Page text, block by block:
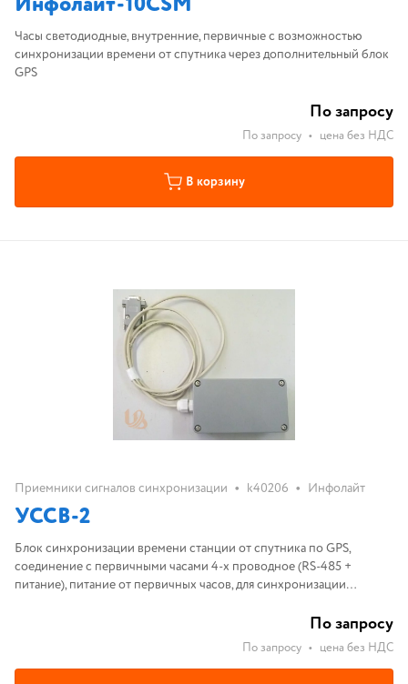
Часы светодиодные, внутренние, первичные с возможностью
синхронизации времени от спутника через дополнительный блок
GPS
По запросу
По запросу • цена без НДС
В корзину
Приемники сигналов синхронизации • k40206 • Инфолайт
УССВ-2
Блок синхронизации времени станции от спутника по GPS,
соединение с первичными часами 4-х проводное (RS-485 +
питание), питание от первичных часов, для синхронизации
По запросу
По запросу • цена без НДС